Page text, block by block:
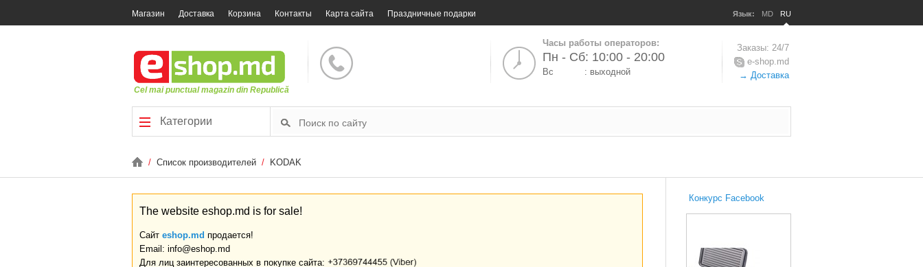
Магазин Доставка Корзина Контакты Карта сайта Праздничные подарки Язык: MD RU
Cel mai punctual magazin din Republică
Часы работы операторов:
Пн - Сб: 10:00 - 20:00
Вс : выходной
Заказы: 24/7
e-shop.md
→ Доставка
Категории
/ Список производителей / KODAK
The website eshop.md is for sale!
Сайт eshop.md продается!
Email: info@eshop.md
Для лиц заинтересованных в покупке сайта:
Конкурс Facebook